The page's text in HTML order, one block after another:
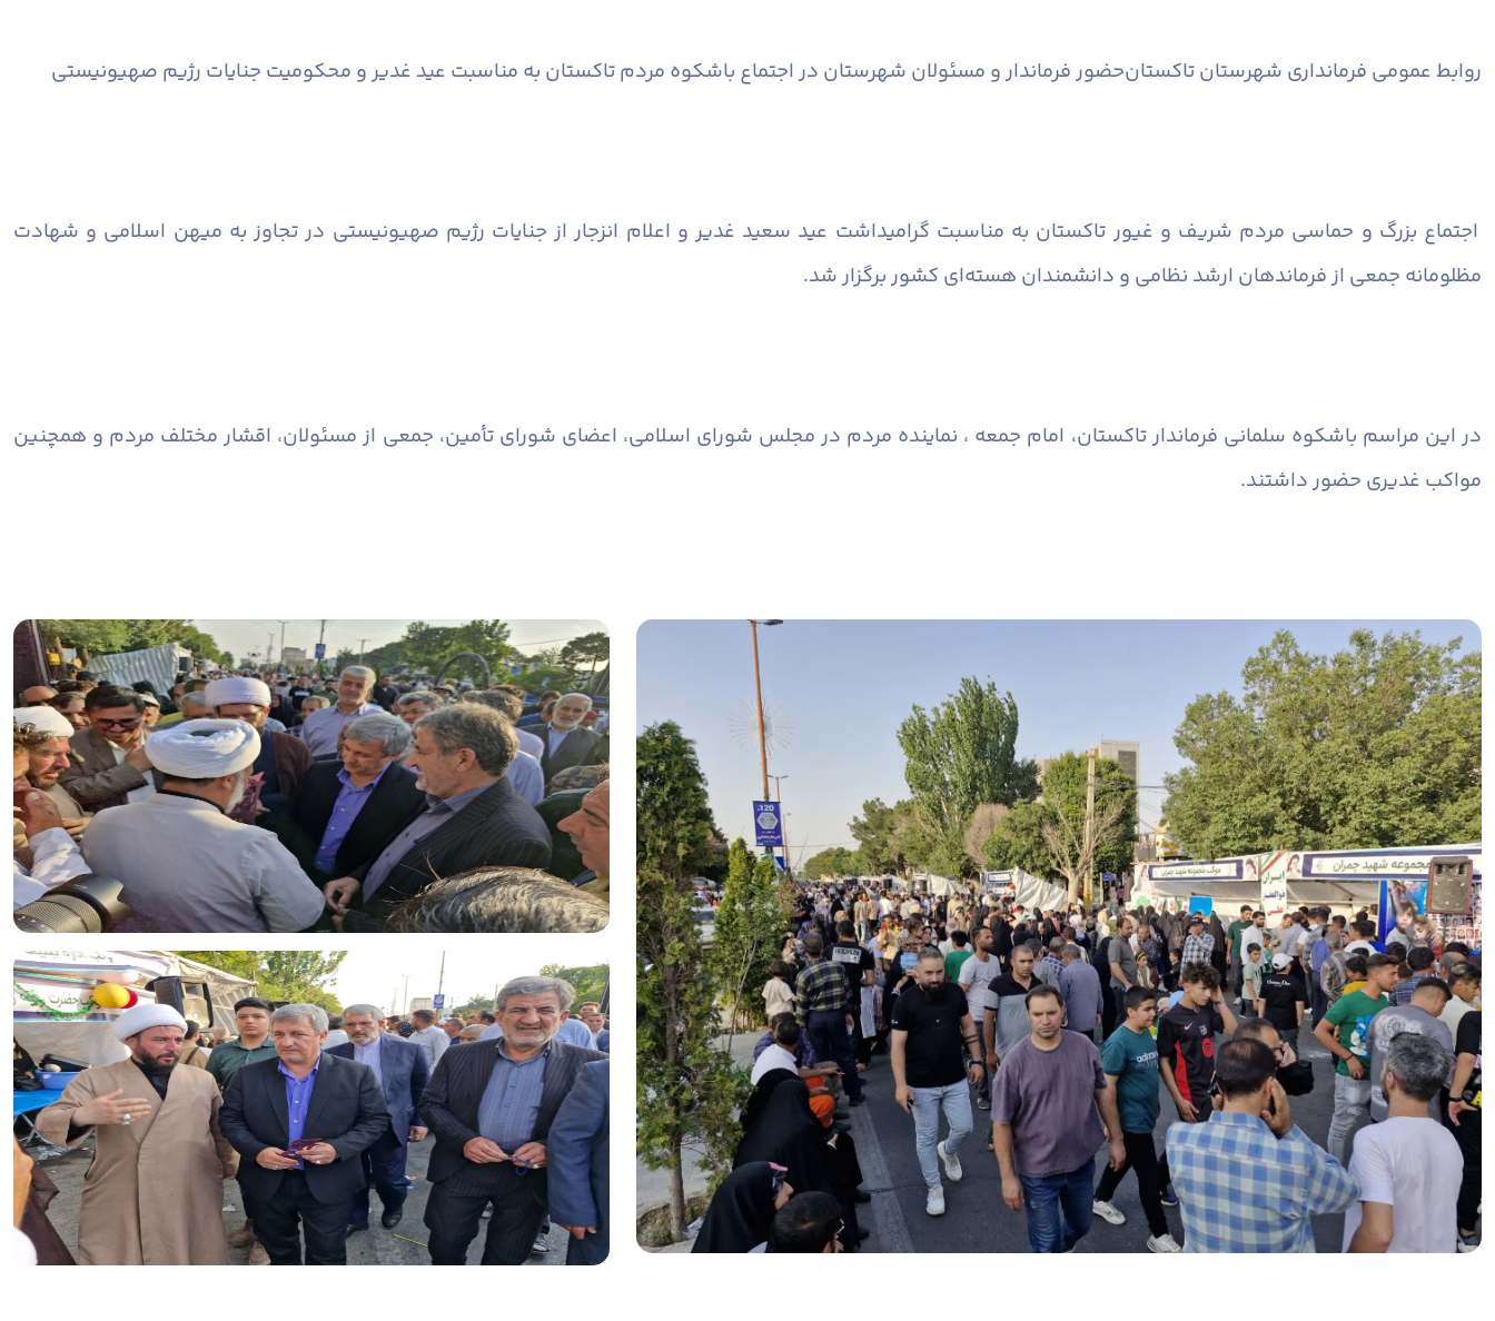
روابط عمومی فرمانداری شهرستان تاکستانحضور فرماندار و مسئولان شهرستان در اجتماع باشکوه مردم تاکستان به مناسبت عید غدیر و محکومیت جنایات رژیم صهیونیستی
اجتماع بزرگ و حماسی مردم شریف و غیور تاکستان به مناسبت گرامیداشت عید سعید غدیر و اعلام انزجار از جنایات رژیم صهیونیستی در تجاوز به میهن اسلامی و شهادت
مظلومانه جمعی از فرماندهان ارشد نظامی و دانشمندان هسته‌ای کشور برگزار شد.
در این مراسم باشکوه سلمانی فرماندار تاکستان، امام جمعه ، نماینده مردم در مجلس شورای اسلامی، اعضای شورای تأمین، جمعی از مسئولان، اقشار مختلف مردم و همچنین
مواکب غدیری حضور داشتند.